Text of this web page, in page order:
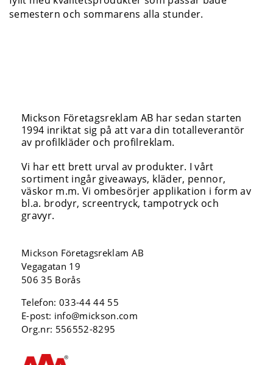
semestern och sommarens alla stunder.
Mickson Företagsreklam AB har sedan starten
1994 inriktat sig på att vara din totalleverantör
av profilkläder och profilreklam.
Vi har ett brett urval av produkter. I vårt
sortiment ingår giveaways, kläder, pennor,
väskor m.m. Vi ombesörjer applikation i form av
bl.a. brodyr, screentryck, tampotryck och
gravyr.
Mickson Företagsreklam AB
Vegagatan 19
506 35 Borås
Telefon:033-44 44 55
E-post: info@mickson.com
Org.nr: 556552-8295